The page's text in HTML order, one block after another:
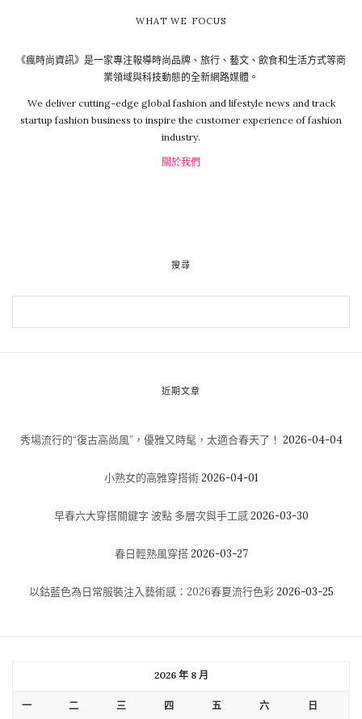
WHAT WE FOCUS
《瘋時尚資訊》是一家專注報導時尚品牌、旅行、藝文、飲食和生活方式等商
業領域與科技動態的全新網路媒體。
We deliver cutting-edge global fashion and lifestyle news and track
startup fashion business to inspire the customer experience of fashion
industry.
關於我們
搜尋
近期文章
秀場流行的“復古高尚風”，優雅又時髦，太適合春天了！ 2026-04-04
小熟女的高雅穿搭術 2026-04-01
早春六大穿搭關鍵字 波點 多層次與手工感 2026-03-30
春日輕熟風穿搭 2026-03-27
以鈷藍色為日常服裝注入藝術感：2026春夏流行色彩 2026-03-25
2026 年 8 月
一 二 三 四 五 六 日